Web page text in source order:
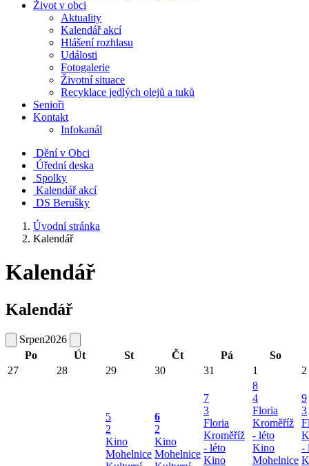
Život v obci
Aktuality
Kalendář akcí
Hlášení rozhlasu
Události
Fotogalerie
Životní situace
Recyklace jedlých olejů a tuků
Senioři
Kontakt
Infokanál
Dění v Obci
Úřední deska
Spolky
Kalendář akcí
DS Berušky
Úvodní stránka
Kalendář
Kalendář
Kalendář
Srpen2026
Po
Út St Čt Pá
So
27
28 29 30 31 1 2
5
2
Kino
Mohelnice
6
2
Kino
Mohelnice
7
3
Floria
Kroměříž
- léto
Kino
8
4
Floria
Kroměříž
- léto
Kino
Mohelnice
9
3
-